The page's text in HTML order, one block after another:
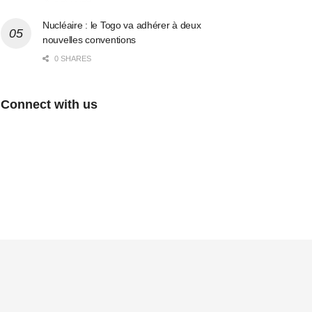
Nucléaire : le Togo va adhérer à deux
nouvelles conventions
0 SHARES
Connect with us